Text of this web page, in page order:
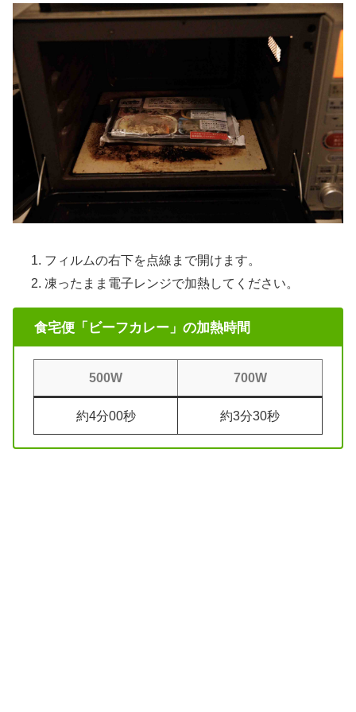
フィルムの右下を点線まで開けます。
凍ったまま電子レンジで加熱してください。
食宅便「ビーフカレー」の加熱時間
500W 700W
約4分00秒 約3分30秒